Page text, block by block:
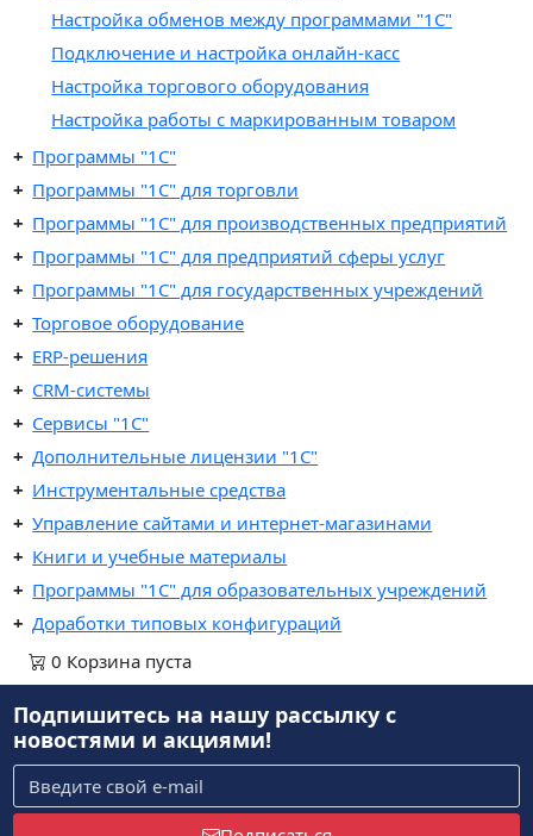
Настройка обменов между программами "1С"
Подключение и настройка онлайн-касс
Настройка торгового оборудования
Настройка работы с маркированным товаром
Программы "1С"
Программы "1C" для торговли
Программы "1C" для производственных предприятий
Программы "1C" для предприятий сферы услуг
Программы "1С" для государственных учреждений
Торговое оборудование
ERP-решения
CRM-системы
Сервисы "1С"
Дополнительные лицензии "1С"
Инструментальные средства
Управление сайтами и интернет-магазинами
Книги и учебные материалы
Программы "1С" для образовательных учреждений
Доработки типовых конфигураций
0 Корзина пуста
Подпишитесь на нашу рассылкус
новостями и акциями!